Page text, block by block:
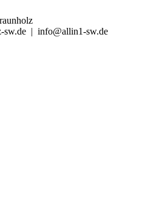
sw.de | info@allin1-sw.de